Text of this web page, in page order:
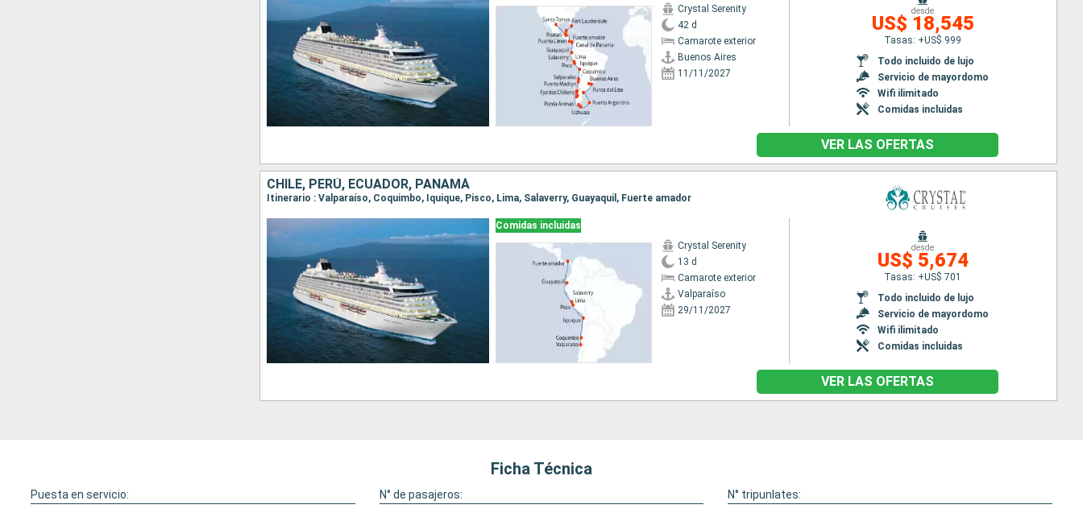
Crystal Serenity
42 d
Camarote exterior
Buenos Aires
11/11/2027
desde
US$ 18,545
Tasas: +US$ 999
Todo incluido de lujo
Servicio de mayordomo
Wifi ilimitado
Comidas incluidas
VER LAS OFERTAS
CHILE, PERÚ, ECUADOR, PANAMÁ
Itinerario : Valparaíso, Coquimbo, Iquique, Pisco, Lima, Salaverry, Guayaquil, Fuerte amador
Comidas incluidas
Crystal Serenity
13 d
Camarote exterior
Valparaíso
29/11/2027
desde
US$ 5,674
Tasas: +US$ 701
Todo incluido de lujo
Servicio de mayordomo
Wifi ilimitado
Comidas incluidas
VER LAS OFERTAS
Ficha Técnica
Puesta en servicio: N° de pasajeros:
N° tripunlates: